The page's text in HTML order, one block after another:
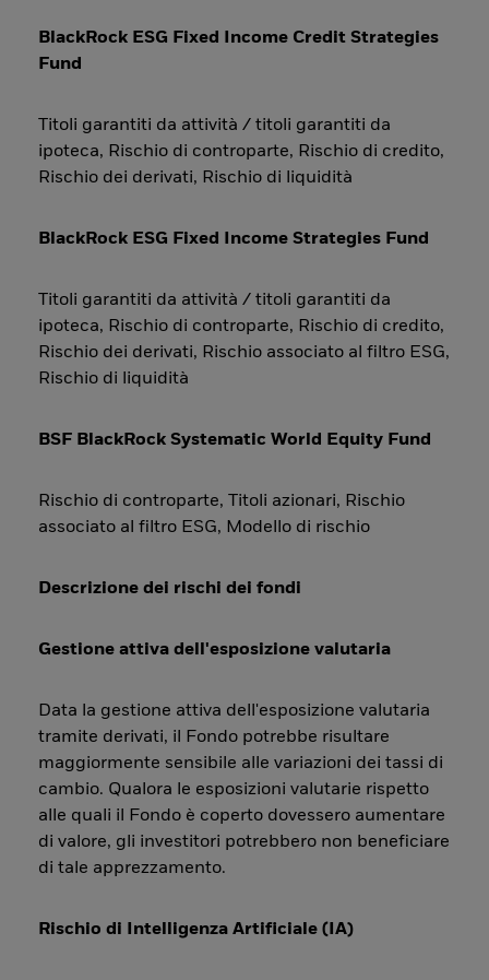
BlackRock ESG Fixed Income Credit Strategies
Fund
Titoli garantiti da attività / titoli garantiti da
ipoteca, Rischio di controparte, Rischio di credito,
Rischio dei derivati, Rischio di liquidità
BlackRock ESG Fixed Income Strategies Fund
Titoli garantiti da attività / titoli garantiti da
ipoteca, Rischio di controparte, Rischio di credito,
Rischio dei derivati, Rischio associato al filtro ESG,
Rischio di liquidità
BSF BlackRock Systematic World Equity Fund
Rischio di controparte, Titoli azionari, Rischio
associato al filtro ESG, Modello di rischio
Descrizione dei rischi dei fondi
Gestione attiva dell'esposizione valutaria
Data la gestione attiva dell'esposizione valutaria
tramite derivati, il Fondo potrebbe risultare
maggiormente sensibile alle variazioni dei tassi di
cambio. Qualora le esposizioni valutarie rispetto
alle quali il Fondo è coperto dovessero aumentare
di valore, gli investitori potrebbero non beneficiare
di tale apprezzamento.
Rischio di Intelligenza Artificiale (IA)